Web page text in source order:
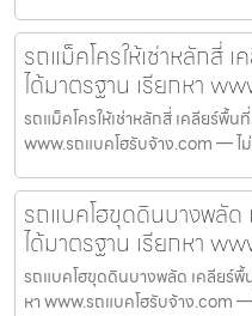
รถแม็คโครให้เช่าหลักสี่
ได้มาตรฐาน เรียกหา
รถแม็คโครให้เช่าหลักสี่ เคลียร์พื้น
www.รถแบคโฮรับจ้าง.com — ไ
รถแบคโฮขุดดินบางพลัด
ได้มาตรฐาน เรียกหา
รถแบคโฮขุดดินบางพลัด เคลียร์พื้
หา www.รถแบคโฮรับจ้าง.com